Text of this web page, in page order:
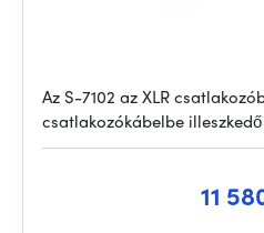
Az S-7102 az XLR
csatlakozókábelbe
11